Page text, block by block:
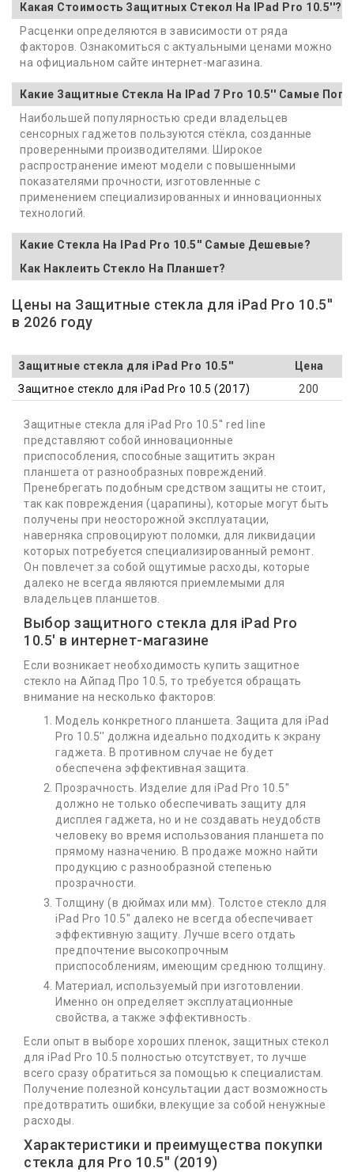
Какая Стоимость Защитных Стекол На IPad Pro 10.5''?
Расценки определяются в зависимости от ряда
факторов. Ознакомиться с актуальными ценами можно
на официальном сайте интернет-магазина.
Какие Защитные Стекла На IPad 7 Pro 10.5'' Самые
Наибольшей популярностью среди владельцев
сенсорных гаджетов пользуются стёкла, созданные
проверенными производителями. Широкое
распространение имеют модели с повышенными
показателями прочности, изготовленные с
применением специализированных и инновационных
технологий.
Какие Стекла На IPad Pro 10.5'' Самые Дешевые?
Как Наклеить Стекло На Планшет?
Цены на Защитные стекла для iPad Pro 10.5''
в 2026 году
Защитные стекла для iPad Pro 10.5''
Цена
Защитное стекло для iPad Pro 10.5 (2017)
200
Защитные стекла для iPad Pro 10.5'' red line
представляют собой инновационные
приспособления, способные защитить экран
планшета от разнообразных повреждений.
Пренебрегать подобным средством защиты не стоит,
так как повреждения (царапины), которые могут быть
получены при неосторожной эксплуатации,
наверняка спровоцируют поломки, для ликвидации
которых потребуется специализированный ремонт.
Он повлечет за собой ощутимые расходы, которые
далеко не всегда являются приемлемыми для
владельцев планшетов.
Выбор защитного стекла для iPad Pro
10.5' в интернет-магазине
Если возникает необходимость купить защитное
стекло на Айпад Про 10.5, то требуется обращать
внимание на несколько факторов:
Модель конкретного планшета. Защита для iPad
Pro 10.5'' должна идеально подходить к экрану
гаджета. В противном случае не будет
обеспечена эффективная защита.
Прозрачность. Изделие для iPad Pro 10.5''
должно не только обеспечивать защиту для
дисплея гаджета, но и не создавать неудобств
человеку во время использования планшета по
прямому назначению. В продаже можно найти
продукцию с разнообразной степенью
прозрачности.
Толщину (в дюймах или мм). Толстое стекло для
iPad Pro 10.5'' далеко не всегда обеспечивает
эффективную защиту. Лучше всего отдать
предпочтение высокопрочным
приспособлениям, имеющим среднюю толщину.
Материал, используемый при изготовлении.
Именно он определяет эксплуатационные
свойства, а также эффективность.
Если опыт в выборе хороших пленок, защитных стекол
для iPad Pro 10.5 полностью отсутствует, то лучше
всего сразу обратиться за помощью к специалистам.
Получение полезной консультации даст возможность
предотвратить ошибки, влекущие за собой ненужные
расходы.
Характеристики и преимущества покупки
стекла для Pro 10.5'' (2019)